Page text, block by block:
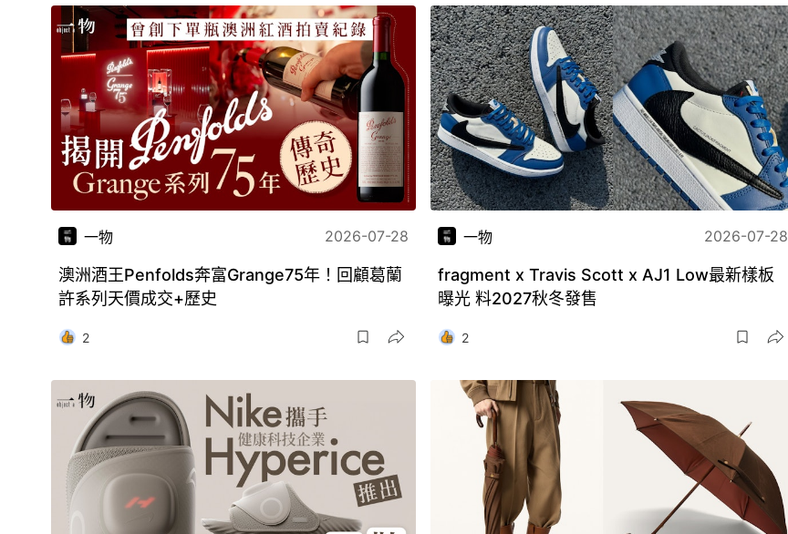
一物 2026-07-28
澳洲酒王Penfolds奔富Grange75年！回顧葛蘭
許系列天價成交+歷史
2
一物 2026-07-28
fragment x Travis Scott x AJ1 Low最新樣板
曝光 料2027秋冬發售
2